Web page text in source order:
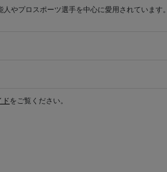
やプロスポーツ選手を中心に愛用されています。
ドをご覧ください。